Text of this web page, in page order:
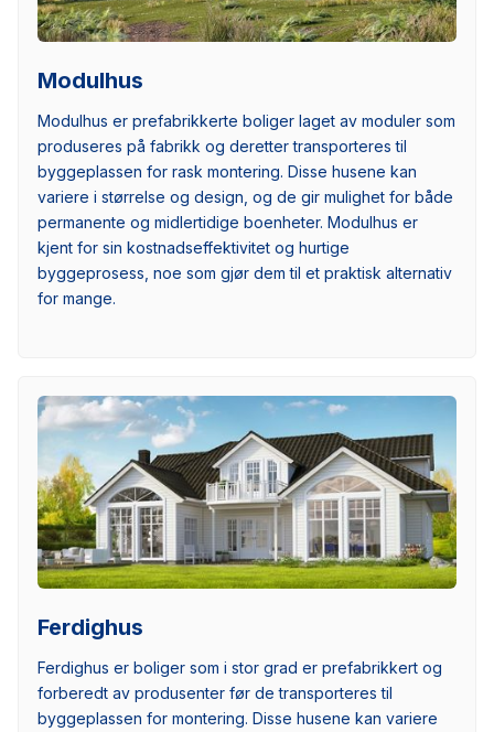
Modulhus
Modulhus er prefabrikkerte boliger laget av moduler som
produseres på fabrikk og deretter transporteres til
byggeplassen for rask montering. Disse husene kan
variere i størrelse og design, og de gir mulighet for både
permanente og midlertidige boenheter. Modulhus er
kjent for sin kostnadseffektivitet og hurtige
byggeprosess, noe som gjør dem til et praktisk alternativ
for mange.
Ferdighus
Ferdighus er boliger som i stor grad er prefabrikkert og
forberedt av produsenter før de transporteres til
byggeplassen for montering. Disse husene kan variere